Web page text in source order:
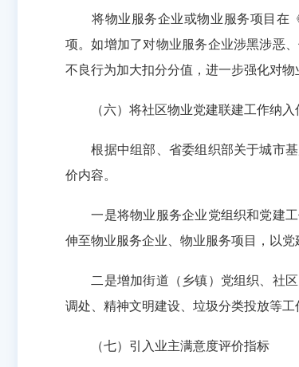
将物业服务企业或物业服务项目在《
项。如增加了对物业服务企业涉黑涉恶
不良行为加大扣分分值，进一步强化对物
（六）将社区物业党建联建工作纳入
根据中组部、省委组织部关于城市基
价内容。
一是将物业服务企业党组织和党建工
伸至物业服务企业、物业服务项目，以党
二是增加街道（乡镇）党组织、社区
调处、精神文明建设、垃圾分类投放等工
（七）引入业主满意度评价指标